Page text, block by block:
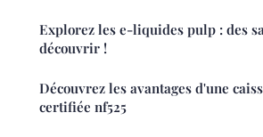
Explorez les e-liquides pulp : des
découvrir !
Découvrez les avantages d'une
certifiée nf525